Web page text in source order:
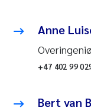
Anne
+47 402 99
Bert van